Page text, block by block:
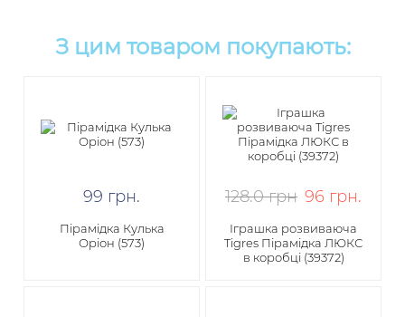
З цим товаром покупають:
99 грн.
Пірамідка Кулька
Оріон (573)
128.0 грн 96 грн.
Іграшка розвиваюча
Tigres Пірамідка ЛЮКС
в коробці (39372)